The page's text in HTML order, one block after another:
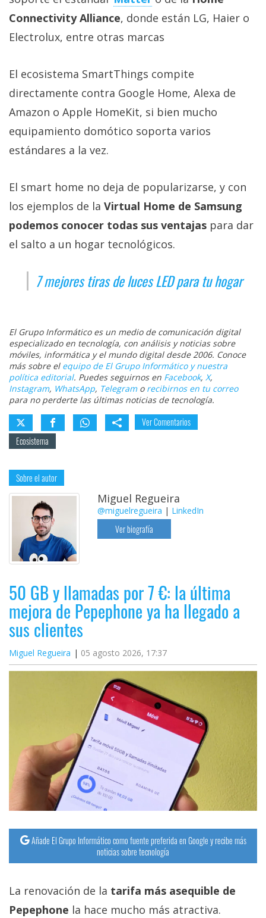
Connectivity Alliance, donde están LG, Haier o
Electrolux, entre otras marcas
El ecosistema SmartThings compite
directamente contra Google Home, Alexa de
Amazon o Apple HomeKit, si bien mucho
equipamiento domótico soporta varios
estándares a la vez.
El smart home no deja de popularizarse, y con
los ejemplos de la Virtual Home de Samsung
podemos conocer todas sus ventajas para dar
el salto a un hogar tecnológicos.
7 mejores tiras de luces LED para tu hogar
El Grupo Informático es un medio de comunicación digital
especializado en tecnología, con análisis y noticias sobre
móviles, informática y el mundo digital desde 2006. Conoce
más sobre el equipo de El Grupo Informático y nuestra
política editorial. Puedes seguirnos en Facebook, X,
Instagram, WhatsApp, Telegramo recibirnos en tu correo
para no perderte las últimas noticias de tecnología.
Ver Comentarios
Ecosistema
Sobre el autor
Miguel Regueira
@miguelregueira | LinkedIn
Ver biografía
50 GB y llamadas por 7 €: la última
mejora de Pepephone ya ha llegado a
sus clientes
Miguel Regueira 05 agosto 2026, 17:37
Añade El Grupo Informático como fuente preferida en Google y recibe más
noticias sobre tecnología
La renovación de la tarifa más asequible de
Pepephone la hace mucho más atractiva.